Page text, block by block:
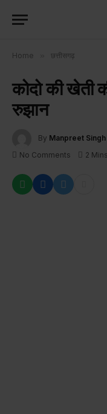
Home छत्तीसगढ़
कोदो की खेती
रुझान
By Manpreet Singh
No Comments 2